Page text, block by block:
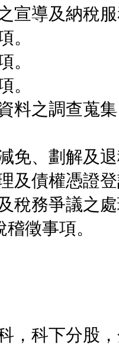
宣導及納稅
。
。
。
料之調查蒐
免、劃解及
及債權憑證
稅務爭議之
徵事項。
，科下分股